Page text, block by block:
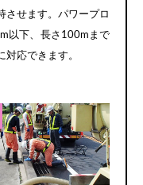
させます。パワープロ
以下、長さ100mまで
応できます。